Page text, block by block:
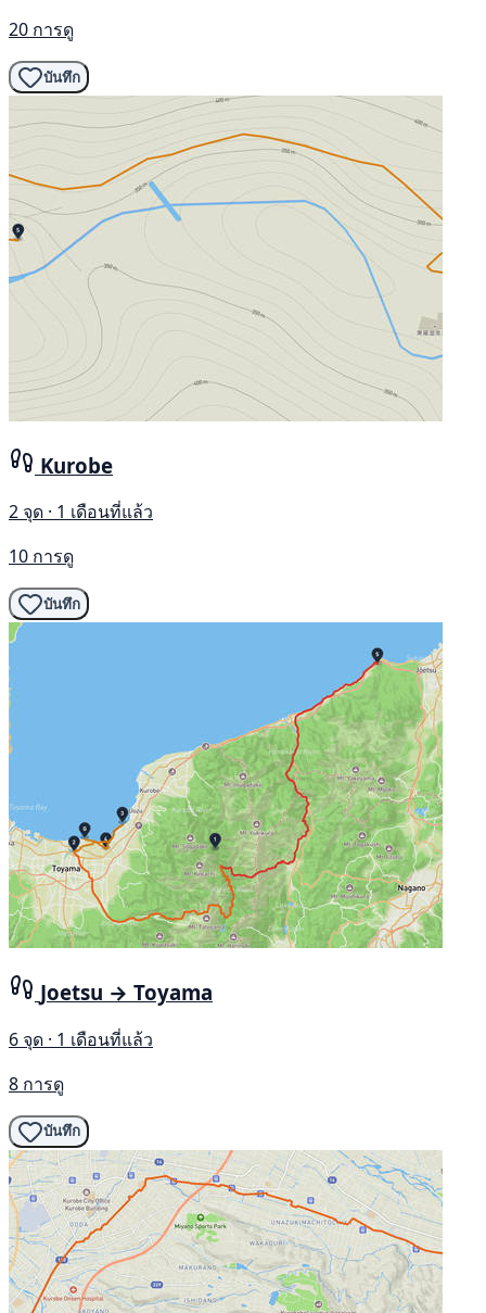
20 การดู
บันทึก
Kurobe
2 จุด · 1 เดือนที่แล้ว
10 การดู
บันทึก
Joetsu → Toyama
6 จุด · 1 เดือนที่แล้ว
8 การดู
บันทึก